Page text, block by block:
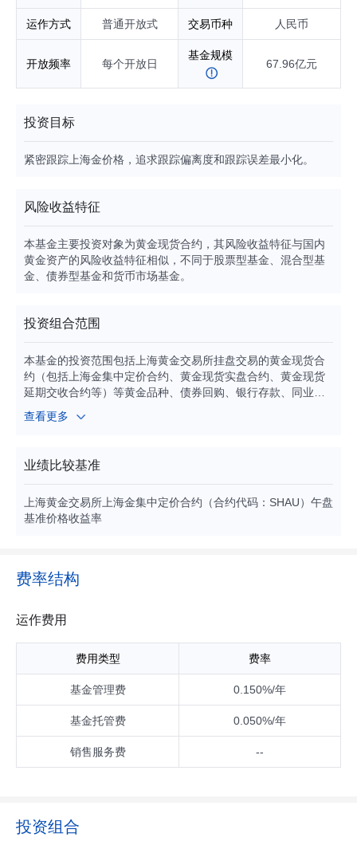
理；自2026年03月起任富国沪深300ESG基准交易型开放式指
数证券投资基金发起式联接基金基金经理；自2026年03月起任
富国沪深300ESG基准交易型开放式指数证券投资基金基金经
理；具有基金从业资格。
运作方式 普通开放式 交易币种 人民币
开放频率 每个开放日
基金规模
67.96亿元
投资目标
紧密跟踪上海金价格，追求跟踪偏离度和跟踪误差最小化。
风险收益特征
本基金主要投资对象为黄金现货合约，其风险收益特征与国内
黄金资产的风险收益特征相似，不同于股票型基金、混合型基
金、债券型基金和货币市场基金。
投资组合范围
本基金的投资范围包括上海黄金交易所挂盘交易的黄金现货合
约（包括上海金集中定价合约、黄金现货实盘合约、黄金现货
延期交收合约等）等黄金品种、债券回购、银行存款、同业存
单、现金资产以及中国证监会允许基金投资的其他金融工具
（但须符合中国证监会的相关规定）。本基金不投资于股票等
产的90%。
查看更多
业绩比较基准
上海黄金交易所上海金集中定价合约（合约代码：SHAU）午盘
基准价格收益率
费率结构
运作费用
费用类型 费率
基金管理费 0.150%/年
基金托管费 0.050%/年
销售服务费 --
投资组合